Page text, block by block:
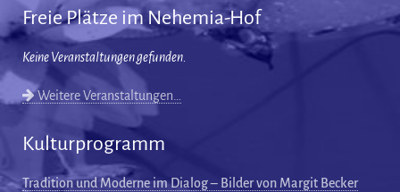
Freie Plätze im Nehemia-Hof
Keine Veranstaltungen gefunden.
Weitere Veranstaltungen…
Kulturprogramm
Tradition und Moderne im Dialog – Bilder von Margit Becker